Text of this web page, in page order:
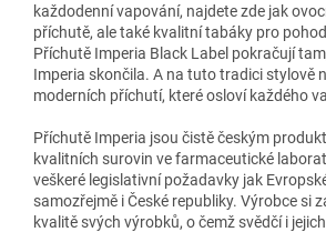
každodenní vapování, najdete zde jak
příchutě, ale také kvalitní tabáky pro
Příchutě Imperia Black Label pokračují
Imperia skončila. A na tuto tradici stylově
moderních příchutí, které osloví každého
Příchutě Imperia jsou čistě českým
kvalitních surovin ve farmaceutické
veškeré legislativní požadavky jak
samozřejmě i České republiky. Výrobce si
kvalitě svých výrobků, o čemž svědčí i